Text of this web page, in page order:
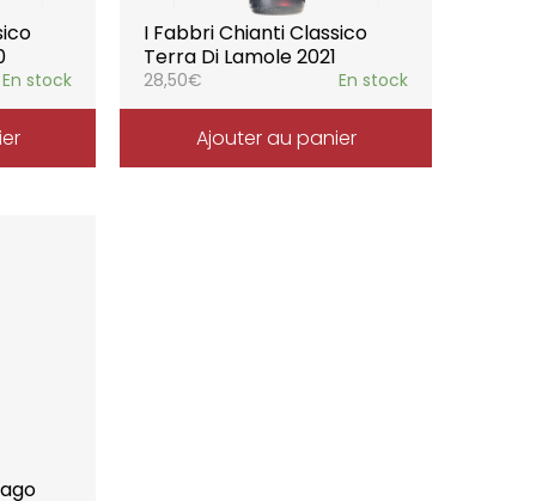
En stock
I Fabbri Chianti Classico
Terra Di Lamole 2021
28,50€ En stock
Ajouter au panier